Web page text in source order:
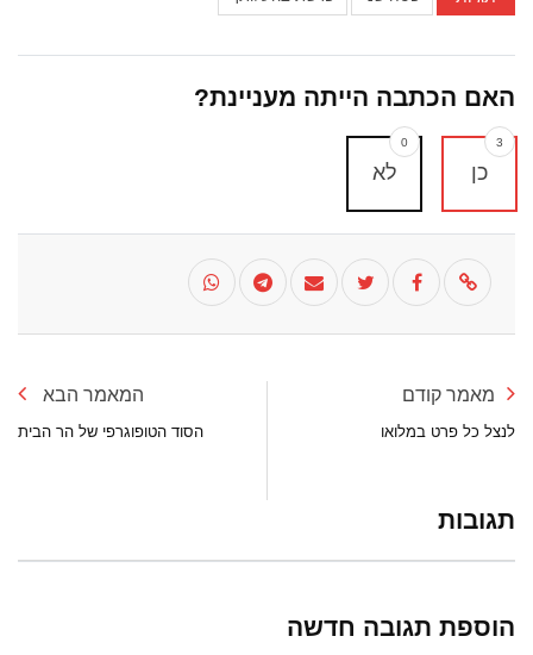
האם הכתבה הייתה מעניינת?
כן
3
לא
0
מאמר קודם
לנצל כל פרט במלואו
המאמר הבא
הסוד הטופוגרפי של הר הבית
תגובות
הוספת תגובה חדשה